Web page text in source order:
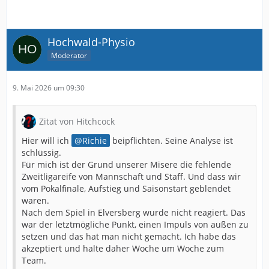
Hochwald-Physio
Moderator
9. Mai 2026 um 09:30
Zitat von Hitchcock
Hier will ich
Richie beipflichten. Seine Analyse ist
schlüssig.
Für mich ist der Grund unserer Misere die fehlende
Zweitligareife von Mannschaft und Staff. Und dass wir
vom Pokalfinale, Aufstieg und Saisonstart geblendet
waren.
Nach dem Spiel in Elversberg wurde nicht reagiert. Das
war der letztmögliche Punkt, einen Impuls von außen zu
setzen und das hat man nicht gemacht. Ich habe das
akzeptiert und halte daher Woche um Woche zum
Team.